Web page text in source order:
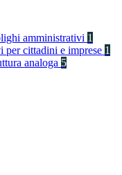
amministrativi 1
per cittadini e imprese 1
analoga 5